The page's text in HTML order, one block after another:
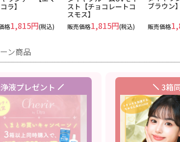
ラ】
格1,815円(税込)
スト【チョコレートコ
スモス】
販売価格1,815円(税込)
ブラウン】
販売価格
ン商品
液プレゼント 3箱